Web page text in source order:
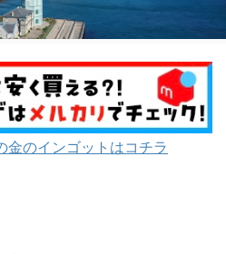
金のインゴットはコチラ